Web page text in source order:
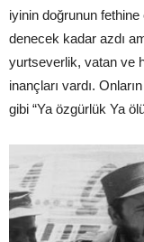
iyinin doğrunun fethine
denecek kadar azdı
yurtseverlik, vatan ve
inançları vardı.
gibi “Ya özgürlük Ya